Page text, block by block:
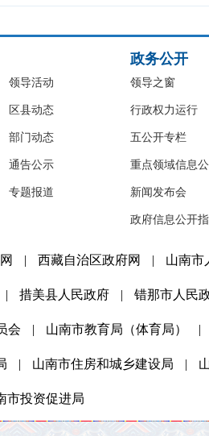
领导活动
区县动态
部门动态
通告公示
专题报道
政务公开
领导之窗
行政权力运行
五公开专栏
重点领域信息
新闻发布会
政府信息公开
| 西藏自治区政府网 | 山南市
| 措美县人民政府 | 错那市人民
会 | 山南市教育局（体育局） |
| 山南市住房和城乡建设局 |
市投资促进局